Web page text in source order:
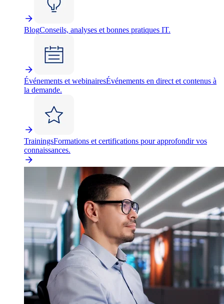
BlogConseils, analyses et bonnes pratiques IT.
Événements et webinairesÉvénements en direct et contenus à
la demande.
TrainingsFormations et certifications pour approfondir vos
connaissances.